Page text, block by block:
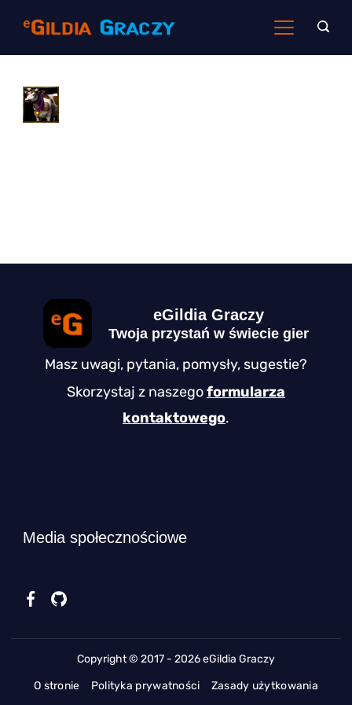
eGildia Graczy
Twoja przystań w świecie gier
Masz uwagi, pytania, pomysły, sugestie?
Skorzystaj z naszegoformularza
kontaktowego.
Media społecznościowe
Copyright © 2017 - 2026 eGildia Graczy
O stronie
Polityka prywatności Zasady użytkowania